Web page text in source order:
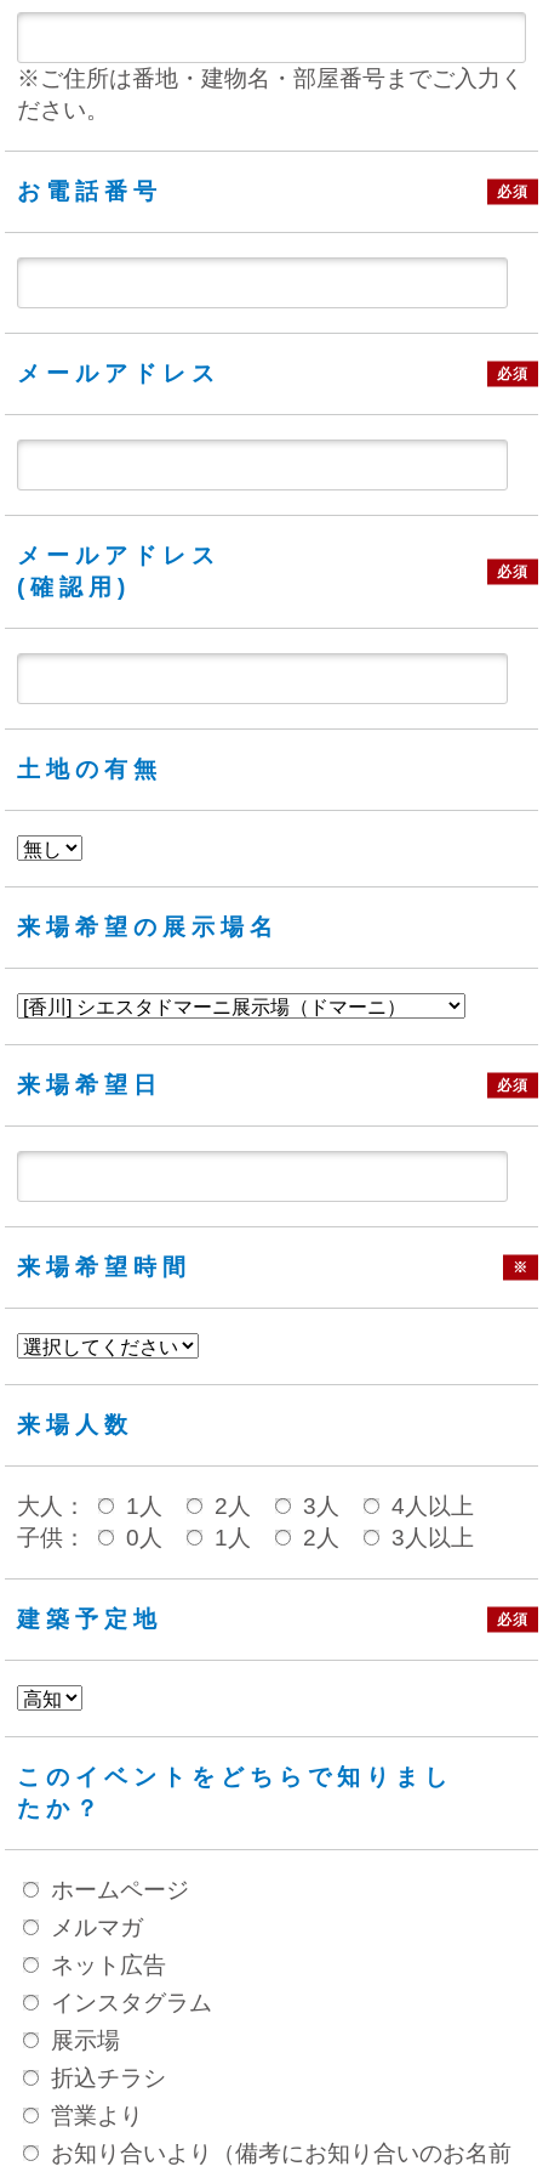
※ご住所は番地・建物名・部屋番号までご入力く
ださい。
お電話番号 必須
メールアドレス 必須
メールアドレス
(確認用)
必須
土地の有無
来場希望の展示場名
来場希望日 必須
来場希望時間 ※
来場人数
大人： 1人 2人 3人
4人以上
子供：
0人 1人 2人 3人以上
建築予定地 必須
このイベントをどちらで知りまし
たか？
ホームページ
メルマガ
ネット広告
インスタグラム
展示場
折込チラシ
営業より
お知り合いより（備考にお知り合いのお名前